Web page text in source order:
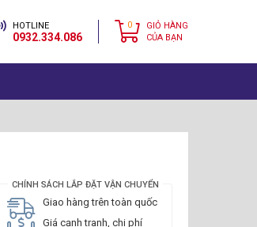
HOTLINE
0932.334.086
0
GIỎ HÀNG
CỦA BẠN
CHÍNH SÁCH LẮP ĐẶT VẬN CHUYỂN
Giao hàng trên toàn quốc
Giá cạnh tranh, chi phí